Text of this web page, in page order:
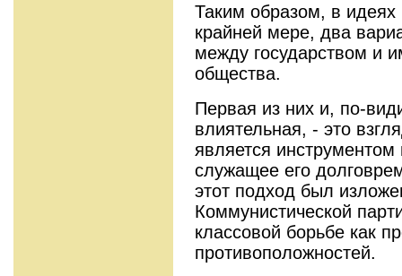
Таким образом, в
крайней мере, два
между государством и
общества.
Первая из них и, по-
влиятельная, - это
является
служащее его
этот подход был
Коммунистической
классовой борьбе как
противоположностей.